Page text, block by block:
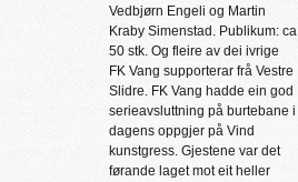
Vedbjørn Engeli og Martin
Kraby Simenstad. Publikum: ca
50 stk. Og fleire av dei ivrige
FK Vang supporterar frå Vestre
Slidre. FK Vang hadde ein god
serieavsluttning på burtebane i
dagens oppgjer på Vind
kunstgress. Gjestene var det
førande laget mot eit heller